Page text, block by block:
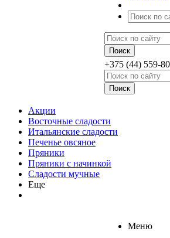
+375 (44) 559-
Акции
Восточные сладости
Итальянские сладости
Печенье овсяное
Пряники
Пряники с начинкой
Сладости мучные
Еще
Меню